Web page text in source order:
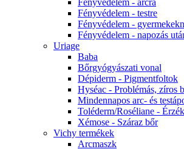
Fényvédelem - arcra
Fényvédelem - testre
Fényvédelem -
Fényvédelem - napozás
Uriage
Baba
Bőrgyógyászati vonal
Dépiderm - Pigmentfoltok
Hyséac - Problémás, zíros
Mindennapos arc- és
Toléderm/Roséliane -
Xémose - Száraz bőr
Vichy termékek
Arcmaszk